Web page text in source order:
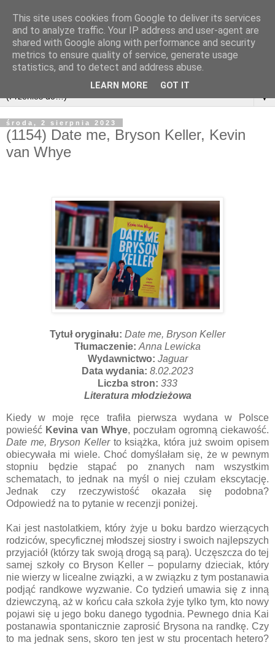
▼
środa, 2 sierpnia 2023
(1154) Date me, Bryson Keller, Kevin
van Whye
Tytuł oryginału: Date me, Bryson Keller
Tłumaczenie:Anna Lewicka
Wydawnictwo: Jaguar
Data wydania: 8.02.2023
Liczba stron: 333
Literatura młodzieżowa
Kiedy w moje ręce trafiła pierwsza wydana w Polsce
powieść Kevina van Whye, poczułam ogromną ciekawość.
Date me, Bryson Kellerto książka, która już swoim opisem
obiecywała mi wiele. Choć domyślałam się, że w pewnym
stopniu będzie stąpać po znanych nam wszystkim
schematach, to jednak na myśl o niej czułam ekscytację.
Jednak czy rzeczywistość okazała się podobna?
Odpowiedź na to pytanie w recenzji poniżej.
Kai jest nastolatkiem, który żyje u boku bardzo wierzących
rodziców, specyficznej młodszej siostry i swoich najlepszych
przyjaciół (którzy tak swoją drogą są parą). Uczęszcza do tej
samej szkoły co Bryson Keller – popularny dzieciak, który
nie wierzy w licealne związki, a w związku z tym postanawia
podjąć randkowe wyzwanie. Co tydzień umawia się z inną
dziewczyną, aż w końcu cała szkoła żyje tylko tym, kto nowy
pojawi się u jego boku danego tygodnia. Pewnego dnia Kai
postanawia spontanicznie zaprosić Brysona na randkę. Czy
to ma jednak sens, skoro ten jest w stu procentach hetero?
This site uses cookies from Google to deliver its services
and to analyze traffic. Your IP address and user-agent are
shared with Google along with performance and security
metrics to ensure quality of service, generate usage
statistics, and to detect and address abuse.
LEARN MORE GOT IT